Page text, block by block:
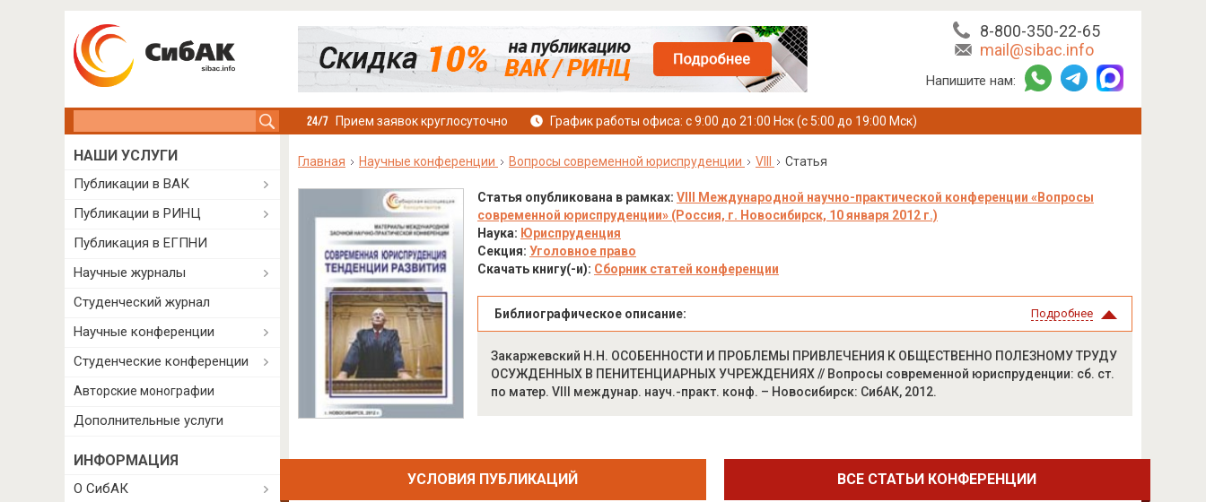
8-800-350-22-65
mail@sibac.info
Напишите нам:
Прием заявок круглосуточно График работы офиса: с 9:00 до 21:00 Нск (с 5:00 до 19:00 Мск)
Главная Научные конференции Вопросы современной юриспруденции VIII Статья
Статья опубликована в рамках: VIII Международной научно-практической конференции «Вопросы
современной юриспруденции» (Россия, г. Новосибирск, 10 января 2012 г.)
Наука: Юриспруденция
Секция: Уголовное право
Скачать книгу(-и): Сборник статей конференции
Библиографическое описание: Подробнее
Закаржевский Н.Н. ОСОБЕННОСТИ И ПРОБЛЕМЫ ПРИВЛЕЧЕНИЯ К ОБЩЕСТВЕННО ПОЛЕЗНОМУ ТРУДУ
ОСУЖДЕННЫХ В ПЕНИТЕНЦИАРНЫХ УЧРЕЖДЕНИЯХ // Вопросы современной юриспруденции: сб. ст.
по матер. VIII междунар. науч.-практ. конф. – Новосибирск: СибАК, 2012.
УСЛОВИЯ ПУБЛИКАЦИЙ ВСЕ СТАТЬИ КОНФЕРЕНЦИИ
НАШИ УСЛУГИ
Публикации в ВАК
Публикации в РИНЦ
Публикация в ЕГПНИ
Научные журналы
Студенческий журнал
Научные конференции
Студенческие конференции
Авторские монографии
Дополнительные услуги
ИНФОРМАЦИЯ
О СибАК